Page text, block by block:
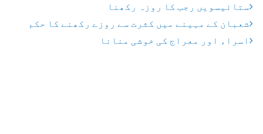
ستائیسویں رجب کا روزہ رکھنا
شعبان کے مہینے میں کثرت سے روزے رکھنے کا حکم
اسراء اور معراج کی خوشی منانا